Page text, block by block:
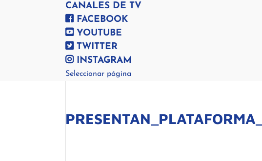
CANALES DE TV
FACEBOOK
YOUTUBE
TWITTER
INSTAGRAM
Seleccionar página